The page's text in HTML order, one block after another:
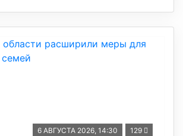
6 АВГУСТА 2026, 14:30 129